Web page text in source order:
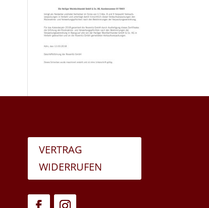
VERTRAG
WIDERRUFEN